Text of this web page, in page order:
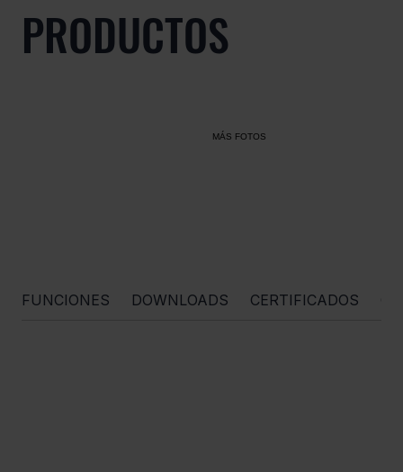
PRODUCTOS
MÁS FOTOS
FUNCIONES CERTIFICADOS
DOWNLOADS